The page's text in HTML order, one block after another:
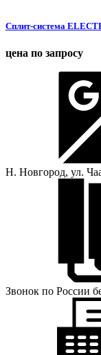
Сплит-система
цена по запросу
Н. Новгород, ул.
Звонок по России